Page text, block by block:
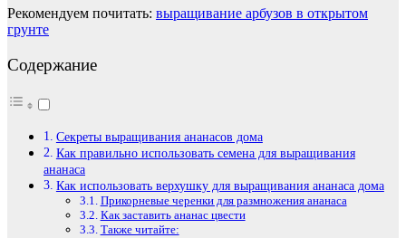
Рекомендуем почитать: выращивание арбузов в открытом
грунте
Содержание
Секреты выращивания ананасов дома
Как правильно использовать семена для выращивания
ананаса
Как использовать верхушку для выращивания ананаса дома
Прикорневые черенки для размножения ананаса
Как заставить ананас цвести
Также читайте: